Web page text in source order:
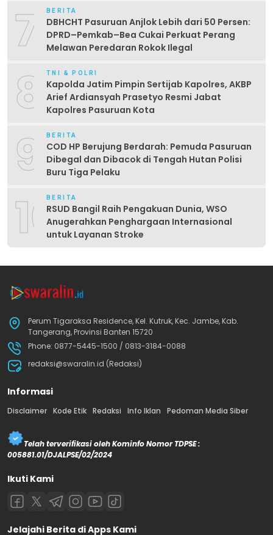
7 BERITA
DBHCHT Pasuruan Anjlok Lebih dari 50 Persen:
DPRD–Pemkab–Bea Cukai Perkuat Perang
Melawan Peredaran Rokok Ilegal
8 TNI & POLRI
Kapolda Jatim Pimpin Sertijab Kapolres, AKBP
Arief Ardiansyah Prasetyo Resmi Jabat
Kapolres Pasuruan Kota
9 BERITA
COD HP Berujung Berdarah: Pemuda Pasuruan
Dibegal dan Dibacok di Tengah Hutan Polisi
Buru Tiga Pelaku
10BERITA
RSUD Bangil Raih Pengakuan Dunia, WSO
Anugerahkan Penghargaan Internasional
untuk Layanan Stroke
Perum Tigaraksa Residence, Kel. Kutruk, Kec. Jambe, Kab.
Tangerang, Provinsi Banten 15720
Phone: 0877-5445-1500 / 0813-3184-0088
redaksi@swaralin.id (Redaksi)
Informasi
Disclaimer Kode Etik Redaksi Info Iklan Pedoman Media Siber
Telah terverifikasi oleh Kominfo Nomor TDPSE :
005881.01/DJALPSE/02/2024
Ikuti Kami
Jelajahi Berita di Apps Kami